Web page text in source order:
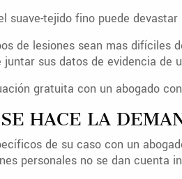
suave-tejido fino puede
de lesiones sean mas
sus datos de evidencia
gratuita con un abogado
HACE LA
de su caso con un
personales no se dan cuenta